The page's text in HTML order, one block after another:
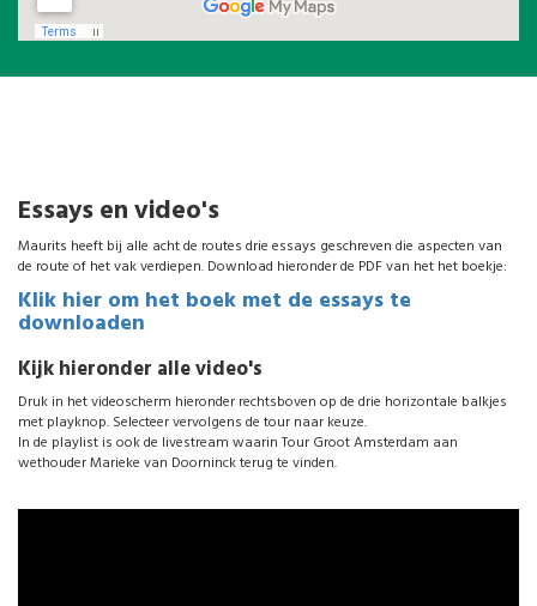
Essays en video's
Maurits heeft bij alle acht de routes drie essays geschreven die aspecten van
de route of het vak verdiepen. Download hieronder de PDF van het het boekje:
Klik hier om het boek met de essays te
downloaden
Kijk hieronder alle video's
Druk in het videoscherm hieronder rechtsboven op de drie horizontale balkjes
met playknop. Selecteer vervolgens de tour naar keuze.
In de playlist is ook de livestream waarin Tour Groot Amsterdam aan
wethouder Marieke van Doorninck terug te vinden.